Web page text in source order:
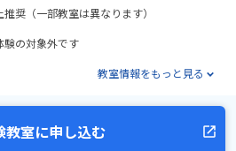
奨（一部教室は異なります）
の対象外です
教室情報をもっと見る
教室に申し込む